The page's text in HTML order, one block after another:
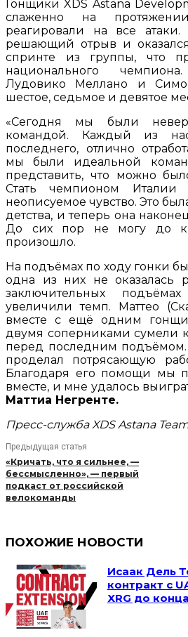
Гонщики XDS Astana
слаженно на
реагировали на все
решающий отрыв и
спринте из группы, что
национального
Лудовико Меллано и
шестое, седьмое и девятое
«Сегодня мы были
командой. Каждый из
последнего, отлично
мы были идеальной
представить, что можно
Стать чемпионом
неописуемое чувство. Это
детства, и теперь она
До сих пор не могу до
произошло.
На подъёмах по ходу гонки
одна из них не оказалась
заключительных
увеличили темп. Маттео
вместе с ещё одним
двумя соперниками сумели
перед последним подъёмом.
проделал потрясающую
Благодаря его помощи мы
вместе, и мне удалось
Маттиа Негренте.
Пресс-служба XDS Astana
Предыдущая статья
«Кричать, что я сильнее, —
бессмысленно», — первый
подкаст от российской
велокоманды
ПОХОЖИЕ НОВОСТИ
Исаак Дель
контракт с
XRG до